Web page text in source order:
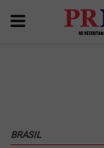
BRASIL